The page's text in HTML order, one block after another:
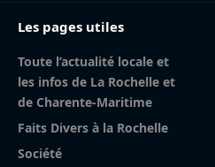
Les pages utiles
Toute l’actualité locale et
les infos de La Rochelle et
de Charente-Maritime
Faits Divers à la Rochelle
Société